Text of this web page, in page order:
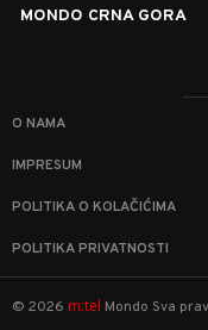
MONDO CRNA GORA
O NAMA
IMPRESUM
POLITIKA O KOLAČIĆIMA
POLITIKA PRIVATNOSTI
© 2026 m:tel Mondo Sva